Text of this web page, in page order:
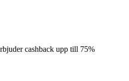
cashback upp till 75%